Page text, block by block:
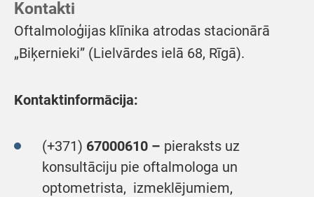
Kontakti
Oftalmoloģijas klīnika atrodas stacionārā
„Biķernieki” (Lielvārdes ielā 68, Rīgā).
Kontaktinformācija:
(+371) 67000610 – pieraksts uz
konsultāciju pie oftalmologa un
optometrista, izmeklējumiem,